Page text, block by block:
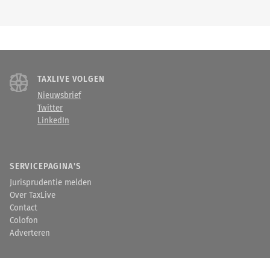
TAXLIVE VOLGEN
Nieuwsbrief
Twitter
LinkedIn
SERVICEPAGINA'S
Jurisprudentie melden
Over TaxLive
Contact
Colofon
Adverteren